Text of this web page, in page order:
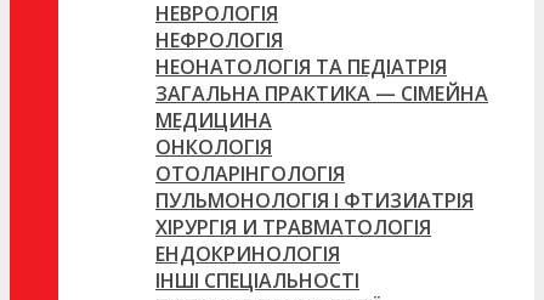
НЕВРОЛОГІЯ
НЕФРОЛОГІЯ
НЕОНАТОЛОГІЯ ТА ПЕДІАТРІЯ
ЗАГАЛЬНА ПРАКТИКА — СІМЕЙНА
МЕДИЦИНА
ОНКОЛОГІЯ
ОТОЛАРІНГОЛОГІЯ
ПУЛЬМОНОЛОГІЯ І ФТИЗИАТРІЯ
ХІРУРГІЯ И ТРАВМАТОЛОГІЯ
ЕНДОКРИНОЛОГІЯ
ІНШІ СПЕЦІАЛЬНОСТІ